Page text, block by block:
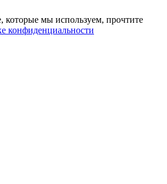
которые мы используем, прочтите
конфиденциальности